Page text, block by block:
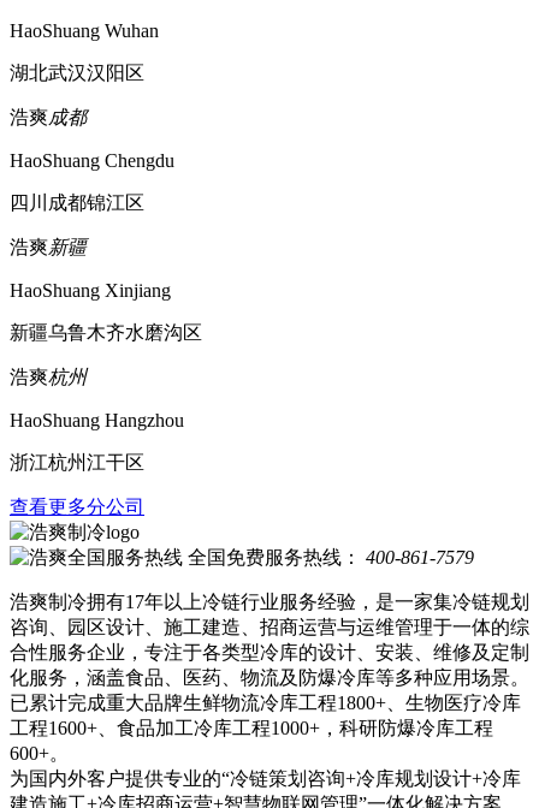
HaoShuang Wuhan
湖北武汉汉阳区
浩爽成都
HaoShuang Chengdu
四川成都锦江区
浩爽新疆
HaoShuang Xinjiang
新疆乌鲁木齐水磨沟区
浩爽杭州
HaoShuang Hangzhou
浙江杭州江干区
查看更多分公司
全国免费服务热线： 400-861-7579
浩爽制冷拥有17年以上冷链行业服务经验，是一家集冷链规划
咨询、园区设计、施工建造、招商运营与运维管理于一体的综
合性服务企业，专注于各类型冷库的设计、安装、维修及定制
化服务，涵盖食品、医药、物流及防爆冷库等多种应用场景。
已累计完成重大品牌生鲜物流冷库工程1800+、生物医疗冷库
工程1600+、食品加工冷库工程1000+，科研防爆冷库工程
600+。
为国内外客户提供专业的“冷链策划咨询+冷库规划设计+冷库